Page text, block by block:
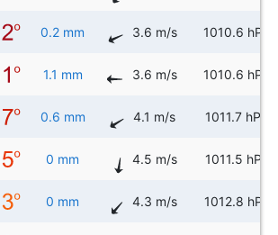
0.2 mm 3.6 m/s 1010.6 hPa
1.1 mm 3.6 m/s 1010.6 hPa
0.6 mm 4.1 m/s 1011.7 hPa
0 mm 4.5 m/s 1011.5 hPa
0 mm 4.3 m/s 1012.8 hPa